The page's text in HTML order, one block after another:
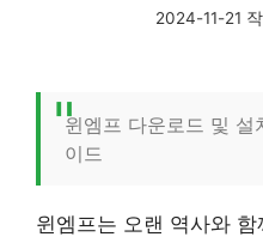
2024-11-21
윈엠프 다운로드 및
이드
윈엠프는 오랜 역사와